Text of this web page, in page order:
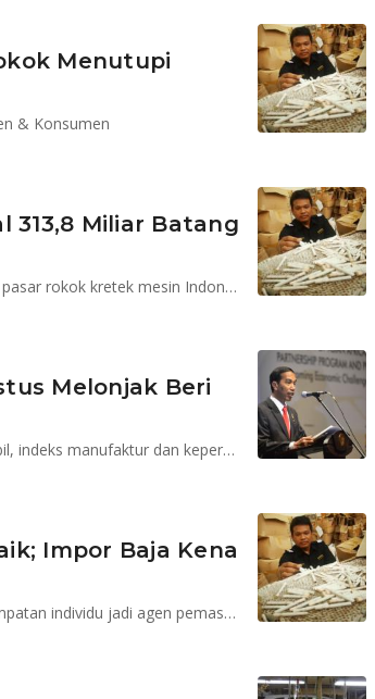
Menutupi
& Konsumen
313,8 Miliar Batang
Pada tahun 2015 Sampoerna belum bergeser dari penguasa pasar rokok kretek mesin Indonesia
Melonjak Beri
Setelah mendapat sinyal positif dari penjualan semen & mobil, indeks manufaktur dan kepercayaan konsumen juga meningkat
Impor Baja Kena
Kemenko Ekonomi ajukan draf Perpres LRT; OJK buka kesempatan individu jadi agen pemasaran efek